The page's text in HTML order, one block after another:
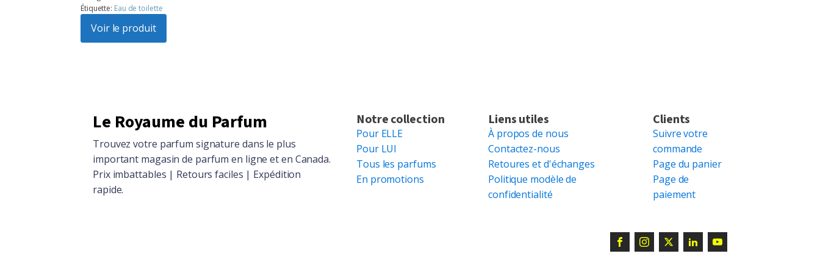
initial
était :
$104.86.
actuel
est :
$94.15.
Étiquette: Eau de toilette
Voir le produit
Le Royaume du Parfum
Trouvez votre parfum signature dans le plus
important magasin de parfum en ligne et en Canada.
Prix imbattables | Retours faciles | Expédition
rapide.
Notre collection
Pour ELLE
Pour LUI
Tous les parfums
En promotions
Liens utiles
À propos de nous
Contactez-nous
Retoures et d'échanges
Politique modèle de
confidentialité
Clients
Suivre votre
commande
Page du panier
Page de
paiement